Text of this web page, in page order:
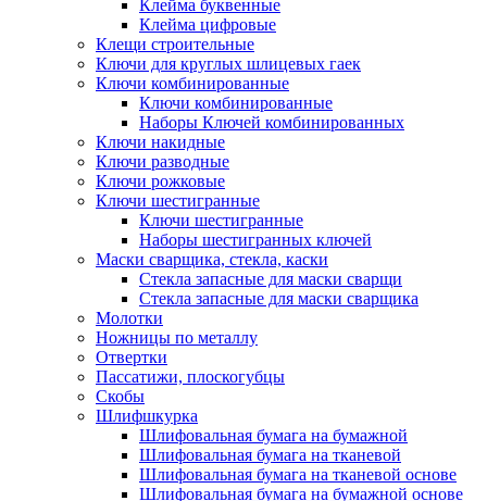
Клейма буквенные
Клейма цифровые
Клещи строительные
Ключи для круглых шлицевых гаек
Ключи комбинированные
Ключи комбинированные
Наборы Ключей комбинированных
Ключи накидные
Ключи разводные
Ключи рожковые
Ключи шестигранные
Ключи шестигранные
Наборы шестигранных ключей
Маски сварщика, стекла, каски
Стекла запасные для маски сварщи
Стекла запасные для маски сварщика
Молотки
Ножницы по металлу
Отвертки
Пассатижи, плоскогубцы
Скобы
Шлифшкурка
Шлифовальная бумага на бумажной
Шлифовальная бумага на тканевой
Шлифовальная бумага на тканевой основе
Шлифовальная бумага на бумажной основе